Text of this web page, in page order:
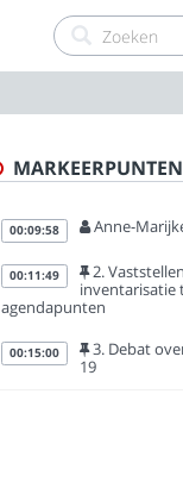
MARKEERPUNTEN
00:09:58 Anne-
00:11:49
2.
inventarisatie
agendapunten
00:15:00
3. Debat
19